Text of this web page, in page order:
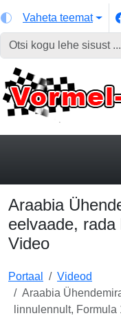
Vaheta teemat
Araabia
eelvaade,
Video
Portaal
Videod
Araabia
linnulennult, Formula